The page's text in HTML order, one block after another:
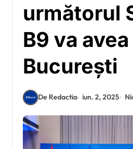
următorul
B9 va
București
De Redactia iun. 2, 2025